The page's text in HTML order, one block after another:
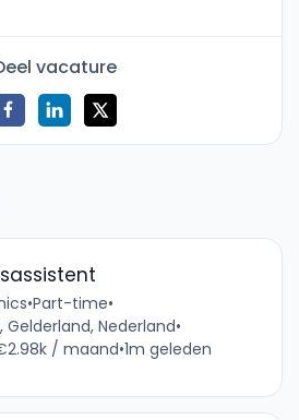
vacature
•Part-time•
Gelderland, Nederland•
/ maand•1m geleden